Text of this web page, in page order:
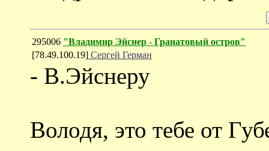
295006 "Владимир Эйснер - Гранатовый остров"
[78.49.100.19] Сергей Герман
- В.Эйснеру
Володя, это тебе от